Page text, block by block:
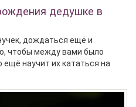
дедушке в
дождаться ещё и
чтобы между вами было
научит их кататься на